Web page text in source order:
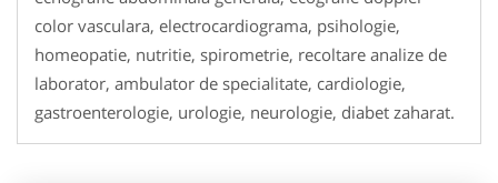
color vasculara, electrocardiograma, psihologie,
homeopatie, nutritie, spirometrie, recoltare analize de
laborator, ambulator de specialitate, cardiologie,
gastroenterologie, urologie, neurologie, diabet zaharat.